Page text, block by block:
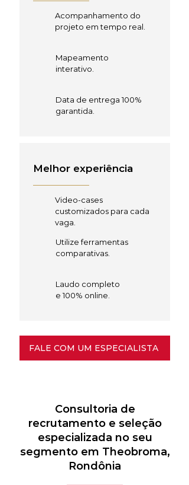
Acompanhamento do
projeto em tempo real.
Mapeamento
interativo.
Data de entrega 100%
garantida.
Melhor experiência
Video-cases
customizados para cada
vaga.
Utilize ferramentas
comparativas.
Laudo completo
e 100% online.
FALE COM UM ESPECIALISTA
Consultoria de
recrutamento e seleção
especializada no seu
segmento em Theobroma,
Rondônia